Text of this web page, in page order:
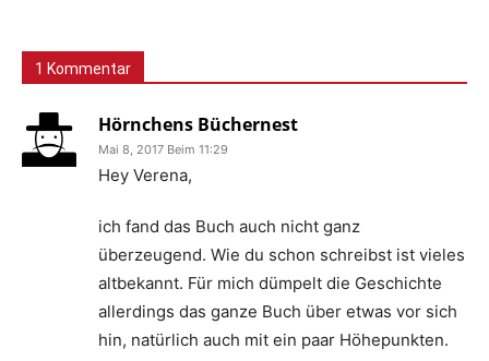
1 Kommentar
Hörnchens Büchernest
Mai 8, 2017 Beim 11:29
Hey Verena,
ich fand das Buch auch nicht ganz
überzeugend. Wie du schon schreibst ist vieles
altbekannt. Für mich dümpelt die Geschichte
allerdings das ganze Buch über etwas vor sich
hin, natürlich auch mit ein paar Höhepunkten.